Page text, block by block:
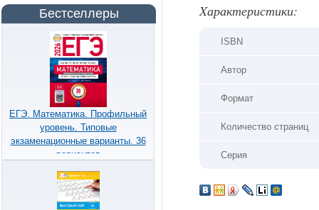
Бестселлеры
ЕГЭ. Математика. Профильный
уровень. Типовые
экзаменационные варианты. 36
вариантов
Xарактеристики:
ISBN
Автор
Формат
Количество страниц
Серия